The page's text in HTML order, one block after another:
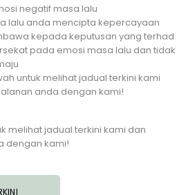
negatif masa lalu
lalu anda mencipta kepercayaan
kepada keputusan yang terhad
pada emosi masa lalu dan tidak
untuk melihat jadual terkini kami
anda dengan kami!
melihat jadual terkini kami dan
dengan kami!